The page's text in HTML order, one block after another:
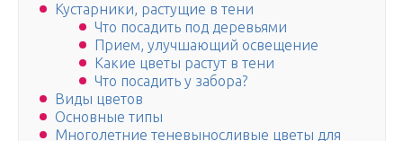
Кустарники, растущие в тени
Что посадить под деревьями
Прием, улучшающий освещение
Какие цветы растут в тени
Что посадить у забора?
Виды цветов
Основные типы
Многолетние теневыносливые цветы для